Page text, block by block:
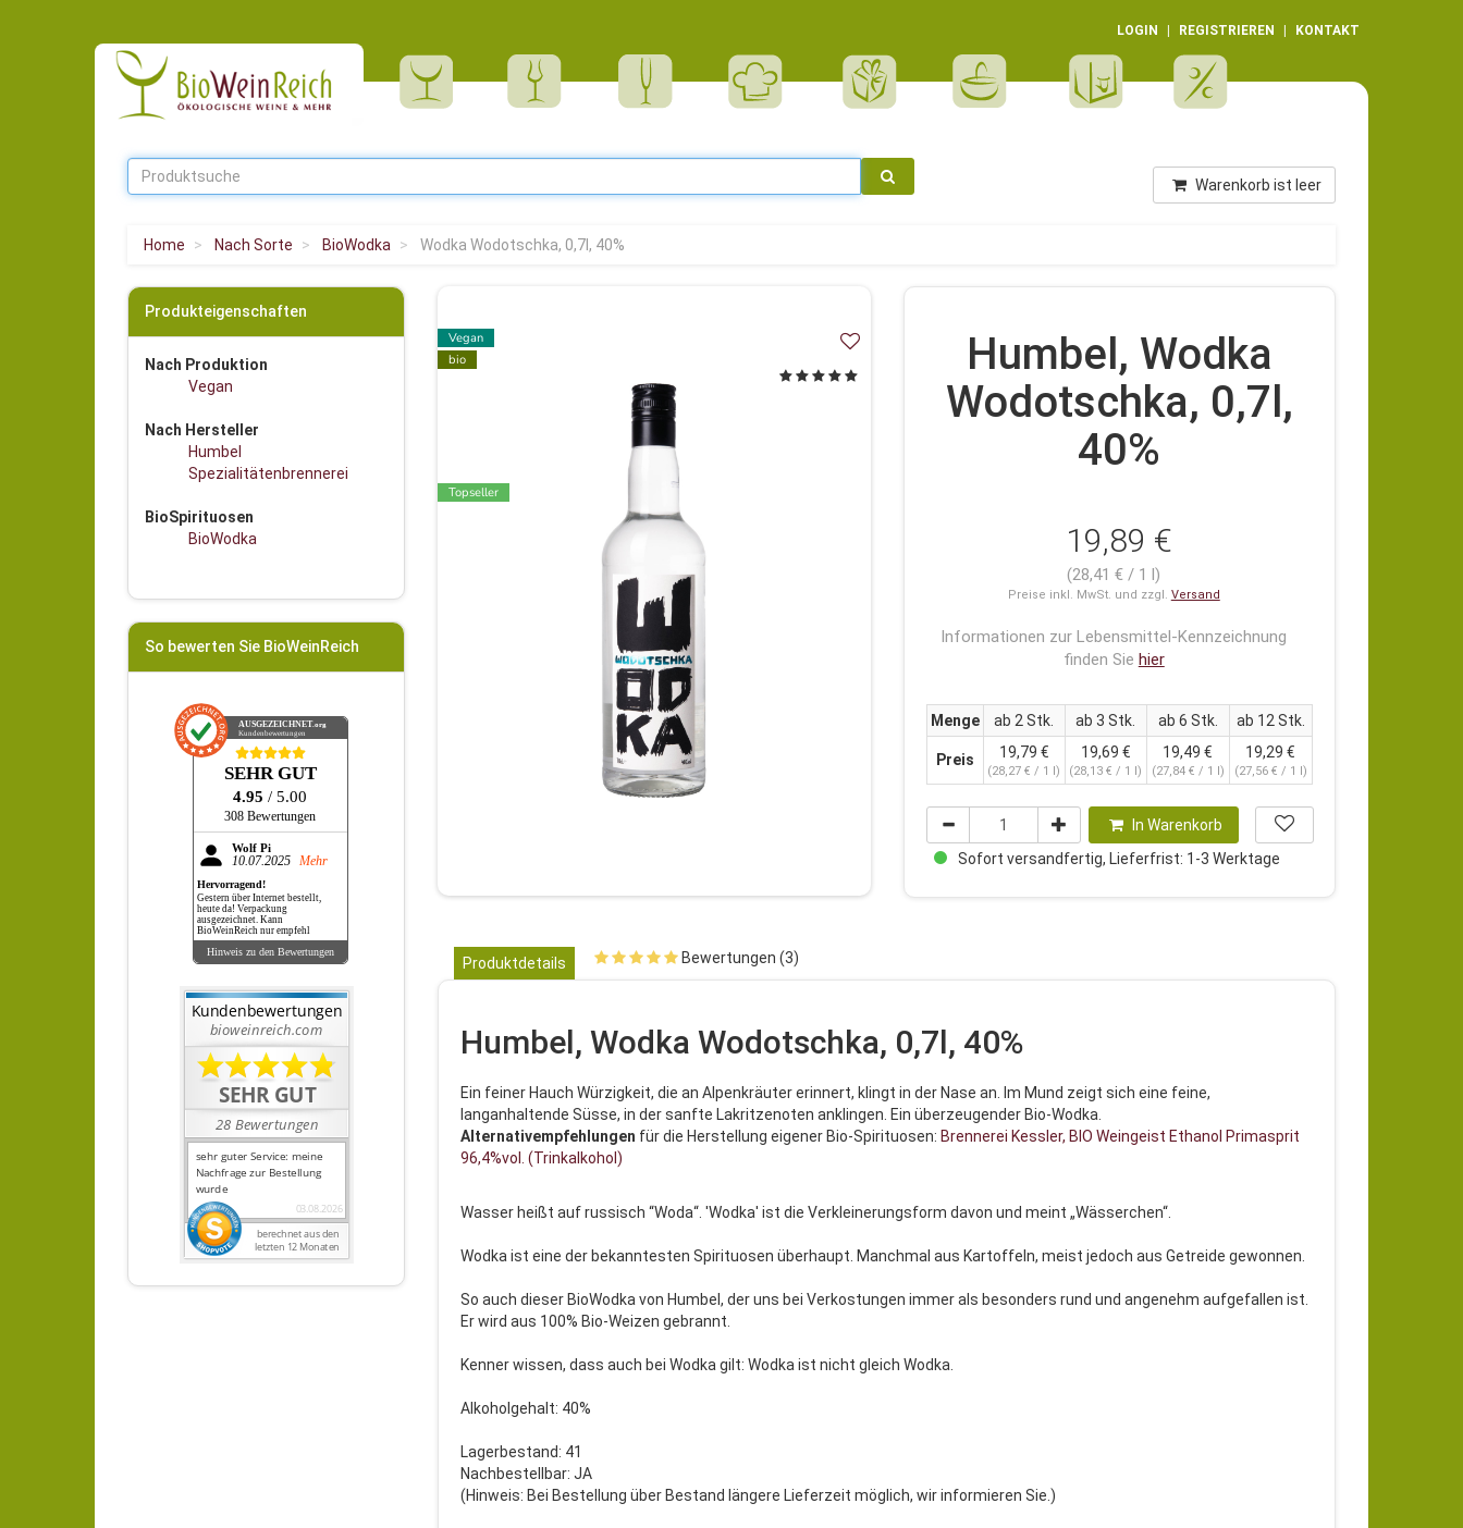
LOGIN REGISTRIEREN KONTAKT
Warenkorb ist leer
Home Nach Sorte BioWodka Wodka Wodotschka, 0,7l, 40%
Produkteigenschaften
Nach Produktion
Vegan
Nach Hersteller
Humbel
Spezialitätenbrennerei
BioSpirituosen
BioWodka
So bewerten Sie BioWeinReich
AUSGEZEICHNET.org
Kundenbewertungen
SEHR GUT
4.95 / 5.00
308 Bewertungen
Wolf Pi
10.07.2025 Mehr
Hervorragend!
Gestern über Internet bestellt,
heute da! Verpackung
ausgezeichnet. Kann
BioWeinReich nur empfehl
Hinweis zu den Bewertungen
Vegan
bio
Topseller
Humbel, Wodka
Wodotschka, 0,7l,
40%
19,89 €
(28,41 € / 1 l)
Preise inkl. MwSt. und zzgl. Versand
Informationen zur Lebensmittel-Kennzeichnung
finden Sie hier
Menge ab 2 Stk. ab 3 Stk. ab 6 Stk. ab 12 Stk.
Preis 19,79 €
(28,27 € / 1 l)
19,69 €
(28,13 € / 1 l)
19,49 €
(27,84 € / 1 l)
19,29 €
(27,56 € / 1 l)
In Warenkorb
Sofort versandfertig, Lieferfrist: 1-3 Werktage
Produktdetails Bewertungen (3)
Humbel, Wodka Wodotschka, 0,7l, 40%
Ein feiner Hauch Würzigkeit, die an Alpenkräuter erinnert, klingt in der Nase an. Im Mund zeigt sich eine feine,
langanhaltende Süsse, in der sanfte Lakritzenoten anklingen. Ein überzeugender Bio-Wodka.
Alternativempfehlungen für die Herstellung eigener Bio-Spirituosen: Brennerei Kessler, BIO Weingeist Ethanol Primasprit
96,4%vol. (Trinkalkohol)
Wasser heißt auf russisch “Woda“. 'Wodka' ist die Verkleinerungsform davon und meint „Wässerchen“.
Wodka ist eine der bekanntesten Spirituosen überhaupt. Manchmal aus Kartoffeln, meist jedoch aus Getreide gewonnen.
So auch dieser BioWodka von Humbel, der uns bei Verkostungen immer als besonders rund und angenehm aufgefallen ist.
Er wird aus 100% Bio-Weizen gebrannt.
Kenner wissen, dass auch bei Wodka gilt: Wodka ist nicht gleich Wodka.
Alkoholgehalt: 40%
Lagerbestand: 41
Nachbestellbar: JA
(Hinweis: Bei Bestellung über Bestand längere Lieferzeit möglich, wir informieren Sie.)